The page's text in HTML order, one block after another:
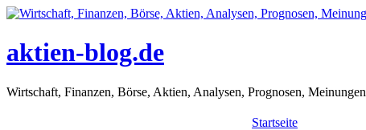
aktien-blog.de
Wirtschaft, Finanzen, Börse, Aktien, Analysen, Prognosen, Meinungen
Startseite